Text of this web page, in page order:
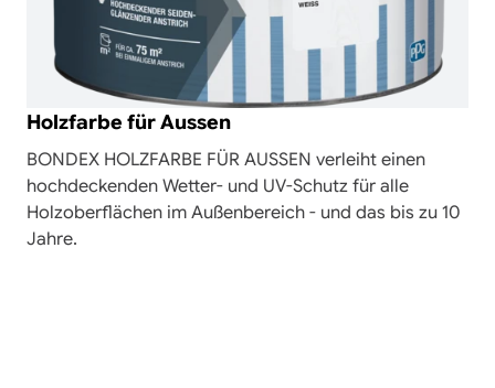
Holzfarbe für Aussen
BONDEX HOLZFARBE FÜR AUSSEN verleiht einen
hochdeckenden Wetter- und UV-Schutz für alle
Holzoberflächen im Außenbereich - und das bis zu 10
Jahre.